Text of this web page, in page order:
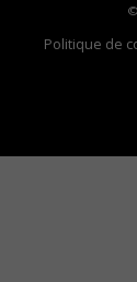
Politique de